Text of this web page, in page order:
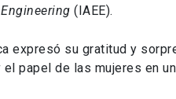
(IAEE).
expresó su gratitud y
papel de las mujeres en